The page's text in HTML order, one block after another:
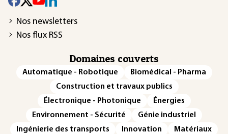
Nos newsletters
Nos flux RSS
Domaines couverts
Automatique - Robotique
Biomédical - Pharma
Construction et travaux publics
Électronique - Photonique
Énergies
Environnement - Sécurité
Génie industriel
Ingénierie des transports
Innovation
Matériaux